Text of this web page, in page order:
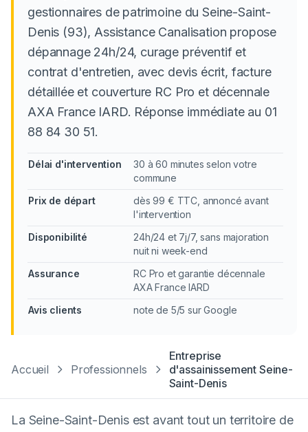
gestionnaires de patrimoine du Seine-Saint-
Denis (93), Assistance Canalisation propose
dépannage 24h/24, curage préventif et
contrat d'entretien, avec devis écrit, facture
détaillée et couverture RC Pro et décennale
AXA France IARD. Réponse immédiate au 01
88 84 30 51.
Délai d'intervention
30 à 60 minutes selon votre
commune
Prix de départ
dès 99 € TTC, annoncé avant
l'intervention
Disponibilité
24h/24 et 7j/7, sans majoration
nuit ni week-end
Assurance
RC Pro et garantie décennale
AXA France IARD
Avis clients
note de 5/5 sur Google
Accueil Professionnels
Entreprise
d'assainissement Seine-
Saint-Denis
La Seine-Saint-Denis est avant tout un territoire de